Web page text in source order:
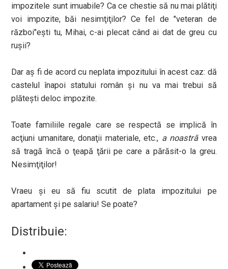
impozitele sunt imuabile? Ca ce chestie să nu mai plătiţi
voi impozite, băi nesimţiţilor? Ce fel de "veteran de
război"eşti tu, Mihai, c-ai plecat când ai dat de greu cu
ruşii?
Dar aş fi de acord cu neplata impozitului în acest caz: dă
castelul înapoi statului român şi nu va mai trebui să
plăteşti deloc impozite.
Toate familiile regale care se respectă se implică în
acţiuni umanitare, donaţii materiale, etc., a noastrăvrea
să tragă încă o ţeapă ţării pe care a părăsit-o la greu.
Nesimţiţilor!
Vraeu şi eu să fiu scutit de plata impozitului pe
apartament şi pe salariu! Se poate?
Distribuie: